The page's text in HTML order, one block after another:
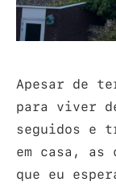
Apesar de
para viver
seguidos e
em casa, as
que eu